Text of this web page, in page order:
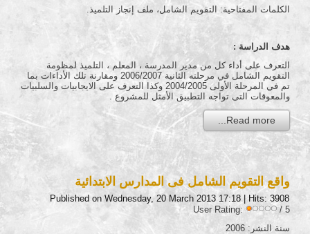
الكلمات المفتاحية: التقويم الشامل، ملف إنجاز التلميذ.
هدف الدراسة :
التعرف على أداء كل من مدير المدرسة ، المعلم ، التلميذ لمظومة
التقويم الشامل في مرحلته الثانية 2006/2007 ومقارنة تلك الأداءات بما
تم في المرحلة الأولى 2004/2005 وكذا التعرف على الايجابيات والسلبيات
والمعوقات التى تواجه التطبيق الأمثل للمشروع .
Read more...
واقع التقويم الشامل فى المدارس الابتدائية
Published on Wednesday, 20 March 2013 17:18| Hits: 3908
User Rating:
/ 5
سنة النشر: 2006